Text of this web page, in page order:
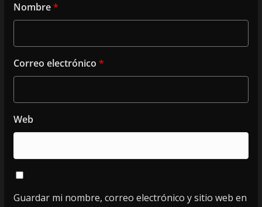
Nombre*
Correo electrónico *
Web
Guardar mi nombre, correo electrónico y sitio web en